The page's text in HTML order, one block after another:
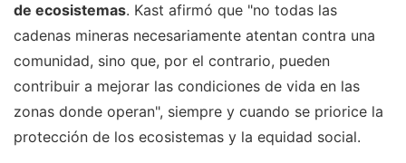
de ecosistemas. Kast afirmó que "no todas las
cadenas mineras necesariamente atentan contra una
comunidad, sino que, por el contrario, pueden
contribuir a mejorar las condiciones de vida en las
zonas donde operan", siempre y cuando se priorice la
protección de los ecosistemas y la equidad social.